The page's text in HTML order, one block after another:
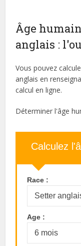
Âge
anglais :
Vous pouvez
anglais en
calcul en ligne.
Déterminer l'âge
Calculez
Race :
Age :